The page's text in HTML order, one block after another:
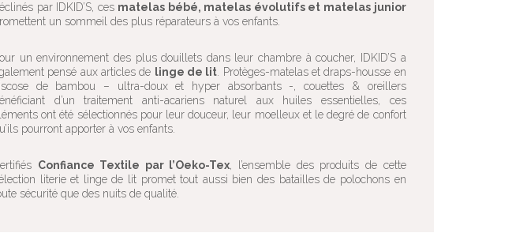
par IDKID’S, ces matelas bébé, matelas évolutifs et matelas junior
un sommeil des plus réparateurs à vos enfants.
un environnement des plus douillets dans leur chambre à coucher, IDKID’S a
pensé aux articles de linge de lit . Protèges-matelas et draps-housse en
de bambou – ultra-doux et hyper absorbants -, couettes & oreillers
d’un traitement anti-acariens naturel aux huiles essentielles, ces
ont été sélectionnés pour leur douceur, leur moelleux et le degré de confort
pourront apporter à vos enfants.
Confiance Textile par l’Oeko-Tex , l’ensemble des produits de cette
literie et linge de lit promet tout aussi bien des batailles de polochons en
sécurité que des nuits de qualité.